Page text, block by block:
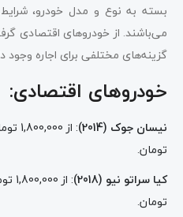
بسته به نوع و مدل خودرو،
می‌باشند. از خودروهای اقتصادی
گزینه‌های مختلفی برای اجاره وجود
خودروهای اقتصادی:
نیسان جوک (2014)
تومان​​.
کیا سراتو نیو (2018)
تومان​​.